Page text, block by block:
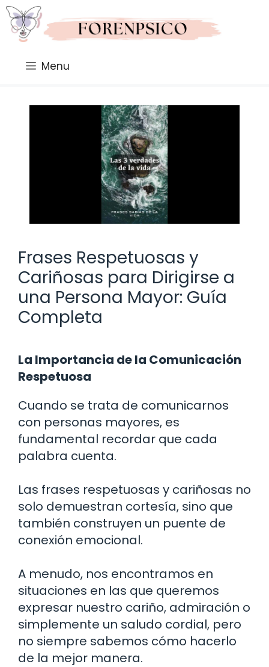
Saltar
al
contenido
Menu
Frases Respetuosas y
Cariñosas para Dirigirse a
una Persona Mayor: Guía
Completa
La Importancia de la Comunicación
Respetuosa
Cuando se trata de comunicarnos
con personas mayores, es
fundamental recordar que cada
palabra cuenta.
Las frases respetuosas y cariñosas no
solo demuestran cortesía, sino que
también construyen un puente de
conexión emocional.
A menudo, nos encontramos en
situaciones en las que queremos
expresar nuestro cariño, admiración o
simplemente un saludo cordial, pero
no siempre sabemos cómo hacerlo
de la mejor manera.